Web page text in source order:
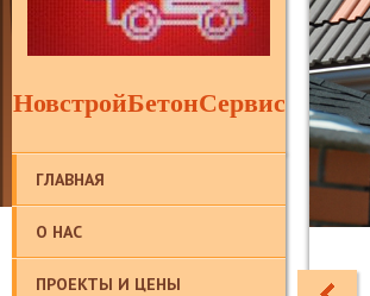
НовстройБетонСервис
ГЛАВНАЯ
О НАС
ПРОЕКТЫ И ЦЕНЫ